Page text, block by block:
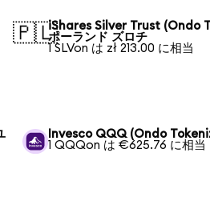
🇵🇱iShares Silver Trust (Ondo
ポーランド ズロチ
1 SLVon は zł 213.00 に相当
Invesco QQQ (Ondo
1 QQQon は €625.76 に相当